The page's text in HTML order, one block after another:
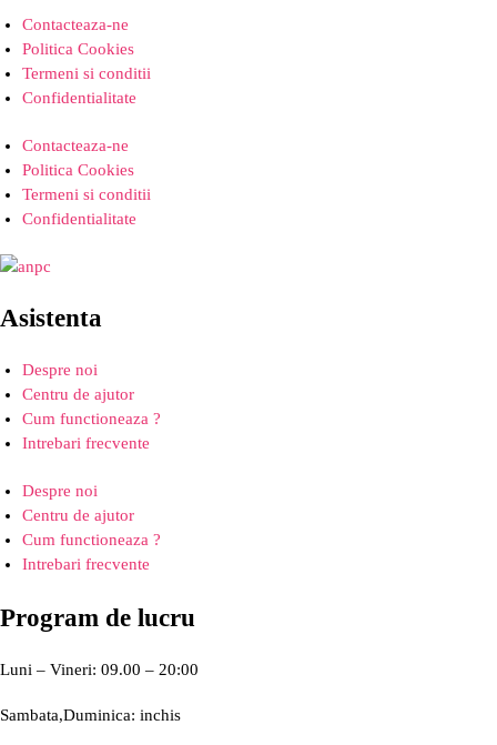
Contacteaza-ne
Politica Cookies
Termeni si conditii
Confidentialitate
Contacteaza-ne
Politica Cookies
Termeni si conditii
Confidentialitate
Asistenta
Despre noi
Centru de ajutor
Cum functioneaza ?
Intrebari frecvente
Despre noi
Centru de ajutor
Cum functioneaza ?
Intrebari frecvente
Program de lucru
Luni – Vineri: 09.00 – 20:00
Sambata,Duminica: inchis